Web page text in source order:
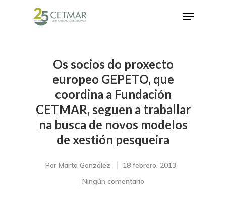
Hit enter to search or ESC to close
Os socios do proxecto
europeo GEPETO, que
coordina a Fundación
CETMAR, seguen a traballar
na busca de novos modelos
de xestión pesqueira
Por Marta González
18 febrero, 2013
Ningún comentario